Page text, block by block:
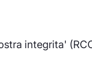
integrita'